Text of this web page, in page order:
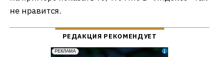
не нравится.